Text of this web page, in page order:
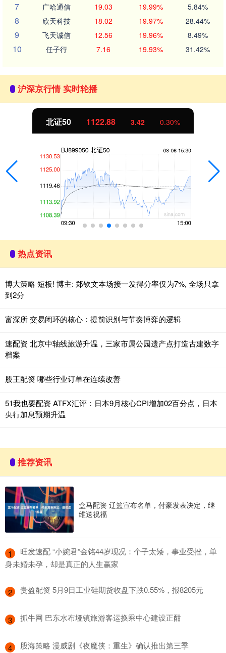
7 广哈通信 19.03 19.99% 5.84%
8 欣天科技 18.02 19.97% 28.44%
9 飞天诚信 12.56 19.96% 8.49%
10 任子行 7.16 19.93% 31.42%
沪深京行情 实时轮播
北证50 1122.88 3.42 0.30%
热点资讯
博大策略 短板! 博主: 郑钦文本场接一发得分率仅为7%, 全场只拿
到2分
富深所 交易闭环的核心：提前识别与节奏博弈的逻辑
速配资 北京中轴线旅游升温，三家市属公园遗产点打造古建数字
档案
股王配资 哪些行业订单在连续改善
51我也要配资 ATFX汇评：日本9月核心CPI增加02百分点，日本
央行加息预期升温
推荐资讯
盒马配资 辽篮宣布名单，付豪发表决定，继
维送祝福
1
​旺发速配 “小婉君”金铭44岁现况：个子太矮，事业受挫，单
身未婚未孕，却是真正的人生赢家
2 ​贵盈配资 5月9日工业硅期货收盘下跌0.55%，报8205元
3 ​抓牛网 巴东水布垭镇旅游客运换乘中心建设正酣
4 ​股海策略 漫威剧《夜魔侠：重生》确认推出第三季